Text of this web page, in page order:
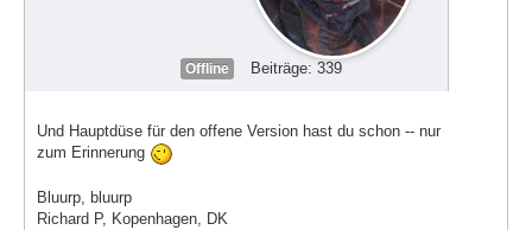
Offline Beiträge: 339
Und Hauptdüse für den offene Version hast du schon -- nur
zum Erinnerung
Bluurp, bluurp
Richard P, Kopenhagen, DK